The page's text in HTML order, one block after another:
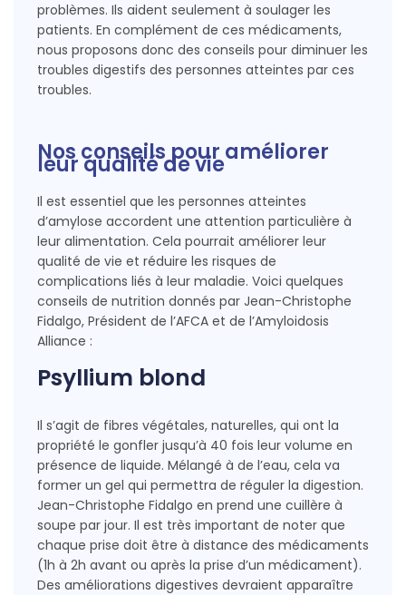
problèmes. Ils aident seulement à soulager les
patients. En complément de ces médicaments,
nous proposons donc des conseils pour diminuer les
troubles digestifs des personnes atteintes par ces
troubles.
Nos conseils pour améliorer
leur qualité de vie
Il est essentiel que les personnes atteintes
d’amylose accordent une attention particulière à
leur alimentation. Cela pourrait améliorer leur
qualité de vie et réduire les risques de
complications liés à leur maladie. Voici quelques
conseils de nutrition donnés par Jean-Christophe
Fidalgo, Président de l’AFCA et de l’Amyloidosis
Alliance :
Psyllium blond
Il s’agit de fibres végétales, naturelles, qui ont la
propriété le gonfler jusqu’à 40 fois leur volume en
présence de liquide. Mélangé à de l’eau, cela va
former un gel qui permettra de réguler la digestion.
Jean-Christophe Fidalgo en prend une cuillère à
soupe par jour. Il est très important de noter que
chaque prise doit être à distance des médicaments
(1h à 2h avant ou après la prise d’un médicament).
Des améliorations digestives devraient apparaître